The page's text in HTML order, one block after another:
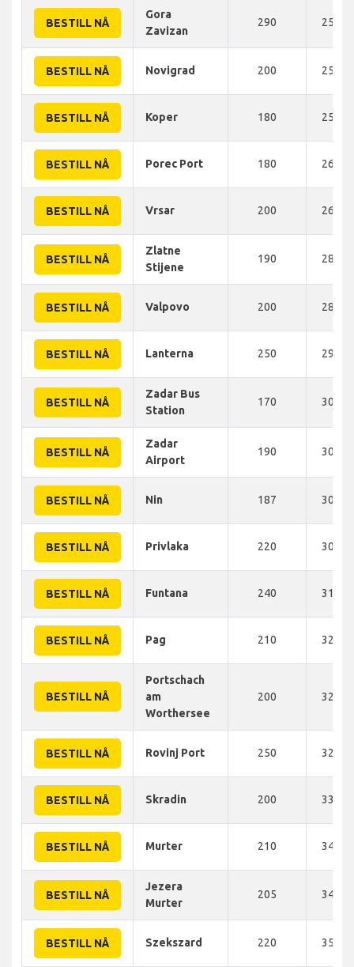
BESTILL NÅ
Gora
Zavizan
290 250
BESTILL NÅ Novigrad 200 253
BESTILL NÅ Koper 180 255
BESTILL NÅ Porec Port 180 260
BESTILL NÅ Vrsar 200 264
BESTILL NÅ
Zlatne
Stijene
190 280
BESTILL NÅ Valpovo 200 289
BESTILL NÅ Lanterna 250 290
BESTILL NÅ
Zadar Bus
Station
170 300
BESTILL NÅ
Zadar
Airport
190 300
BESTILL NÅ Nin 187 303
BESTILL NÅ Privlaka 220 305
BESTILL NÅ Funtana 240 315
BESTILL NÅ Pag 210 320
BESTILL NÅ
Portschach
am
Worthersee
200 320
BESTILL NÅ Rovinj Port 250 325
BESTILL NÅ Skradin 200 330
BESTILL NÅ Murter 210 345
BESTILL NÅ
Jezera
Murter
205 345
BESTILL NÅ Szekszard 220 350